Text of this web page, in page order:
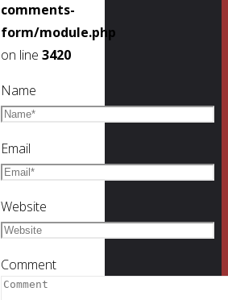
comments-
form/module.php
on line 3420
Name
Email
Website
Comment